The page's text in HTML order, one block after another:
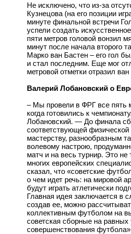
Не исключено, что из-за
Кузнецова (на его позиции
минуте финальной встречи
успели создать
пяти метров головой вонзил
минут после начала второго
Марко ван Бастен – его гол
и стал последним. Еще мог
метровой отметки отразил
Валерий Лобановский о
– Мы провели в ФРГ все пять
когда готовились к
Лобановский. — До финала
соответствующей
мастерству, разнообразным
волевому настрою,
матч и на весь турнир. Это
многих европейских
сказал, что «советские
о чем идет речь: на мировой
будут играть атлетически
Главная идея заключается в
создав ее, можно
коллективным футболом на
советская сборные на
совершенствования